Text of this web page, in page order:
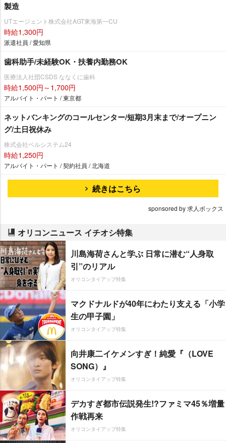
製造
UTエージェント株式会社AGT東海第一CU
時給1,300円
派遣社員 / 愛知県
歯科助手/未経験OK・扶養内勤務OK
医療法人社団CSDS ななくに歯科
時給1,500円～1,700円
アルバイト・パート / 東京都
ネットバンキングのコールセンター/短期3月末まで/オープニン
グ/土日祝休み
株式会社ベルシステム24
時給1,250円
アルバイト・パート / 契約社員 / 北海道
続きはこちら
sponsored by 求人ボックス
オリコンニュース イチオシ特集
川島海荷さんと学ぶ 日常に潜む“人身取
引”のリアル
オリコンタイアップ特集
マクドナルドが40年にわたり支える「小学
生の甲子園」
オリコンタイアップ特集
向井康二イケメンすぎ！純愛『（LOVE
SONG）』
オリコンタイアップ特集
デカすぎ都市伝説発生!?ファミマ45％増量
作戦再来
オリコンタイアップ特集